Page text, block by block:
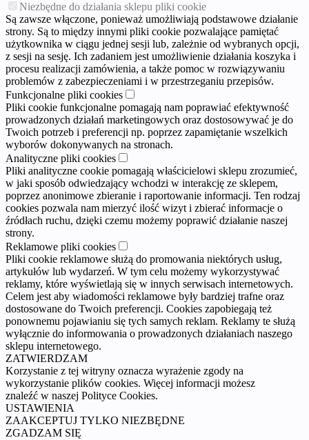
Niezbędne do działania sklepu pliki cookie
Są zawsze włączone, ponieważ umożliwiają podstawowe działanie
strony. Są to między innymi pliki cookie pozwalające pamiętać
użytkownika w ciągu jednej sesji lub, zależnie od wybranych opcji,
z sesji na sesję. Ich zadaniem jest umożliwienie działania koszyka i
procesu realizacji zamówienia, a także pomoc w rozwiązywaniu
problemów z zabezpieczeniami i w przestrzeganiu przepisów.
Funkcjonalne pliki cookies
Pliki cookie funkcjonalne pomagają nam poprawiać efektywność
prowadzonych działań marketingowych oraz dostosowywać je do
Twoich potrzeb i preferencji np. poprzez zapamiętanie wszelkich
wyborów dokonywanych na stronach.
Analityczne pliki cookies
Pliki analityczne cookie pomagają właścicielowi sklepu zrozumieć,
w jaki sposób odwiedzający wchodzi w interakcję ze sklepem,
poprzez anonimowe zbieranie i raportowanie informacji. Ten rodzaj
cookies pozwala nam mierzyć ilość wizyt i zbierać informacje o
źródłach ruchu, dzięki czemu możemy poprawić działanie naszej
strony.
Reklamowe pliki cookies
Pliki cookie reklamowe służą do promowania niektórych usług,
artykułów lub wydarzeń. W tym celu możemy wykorzystywać
reklamy, które wyświetlają się w innych serwisach internetowych.
Celem jest aby wiadomości reklamowe były bardziej trafne oraz
dostosowane do Twoich preferencji. Cookies zapobiegają też
ponownemu pojawianiu się tych samych reklam. Reklamy te służą
wyłącznie do informowania o prowadzonych działaniach naszego
sklepu internetowego.
ZATWIERDZAM
Korzystanie z tej witryny oznacza wyrażenie zgody na
wykorzystanie plików cookies. Więcej informacji możesz
znaleźć w naszej Polityce Cookies.
USTAWIENIA
ZAAKCEPTUJ TYLKO NIEZBĘDNE
ZGADZAM SIĘ